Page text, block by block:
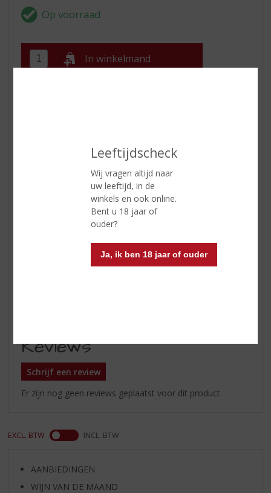
Leeftijdscheck
Wij vragen altijd naar
uw leeftijd, in de
winkels en ook online.
Bent u 18 jaar of
ouder?
Ja, ik ben 18 jaar of ouder
In winkelmand
Champagne
75 CL
Alcoholpercentage
12% vol
Champagne
lichtgele kleur
tropisch zacht fruit en rijpe appel.
Reviews
Schrijf een review
Er zijn nog geen reviews geplaatst voor dit product
EXCL. BTW INCL. BTW
AANBIEDINGEN
WIJN VAN DE MAAND